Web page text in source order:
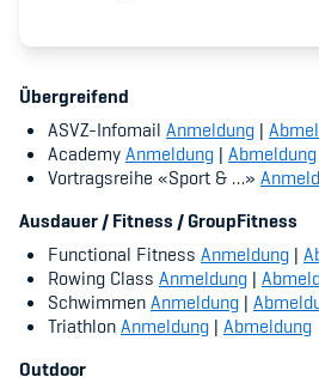
Academy
Blog
Diversität & Inklusion
Kinderbetreuung
Krankenversicherung
Schwangerschaft &
Übergreifend
ASVZ-Infomail Anmeldung |
AcademyAnmeldung | Abmeldung
Vortragsreihe «Sport & …»
Ausdauer / Fitness / GroupFitness
Functional Fitness Anmeldung |
Rowing Class Anmeldung |
SchwimmenAnmeldung |
TriathlonAnmeldung | Abmeldung
Outdoor